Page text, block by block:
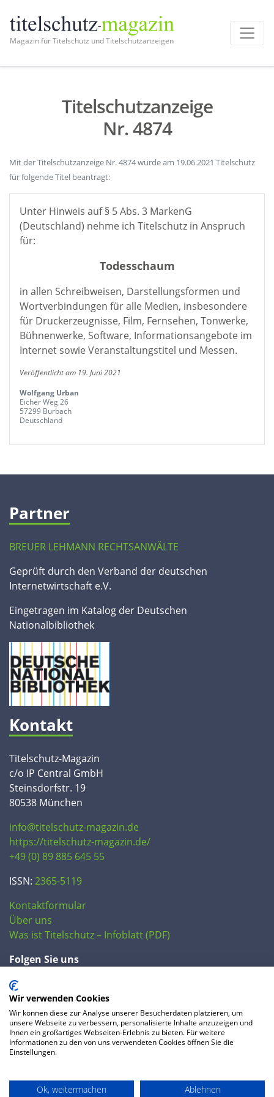
Magazin für Titelschutz und Titelschutzanzeigen
Titelschutzanzeige
Nr. 4874
Mit der Titelschutzanzeige Nr. 4874 wurde am 19.06.2021 Titelschutz
für folgende Titel beantragt:
Unter Hinweis auf § 5 Abs. 3 MarkenG
(Deutschland) nehme ich Titelschutz in Anspruch
für:
Todesschaum
in allen Schreibweisen, Darstellungsformen und
Wortverbindungen für alle Medien, insbesondere
für Druckerzeugnisse, Film, Fernsehen, Tonwerke,
Bühnenwerke, Software, Informationsangebote im
Internet sowie Veranstaltungstitel und Messen.
Veröffentlicht am 19. Juni 2021
Wolfgang Urban
Eicher Weg 26
57299 Burbach
Deutschland
Partner
BREUER LEHMANN RECHTSANWÄLTE
Geprüft durch den Verband der deutschen
Internetwirtschaft e.V.
Eingetragen im Katalog der Deutschen
Nationalbibliothek
Kontakt
Titelschutz-Magazin
c/o IP Central GmbH
Steinsdorfstr. 19
80538 München
info@titelschutz-magazin.de
https://titelschutz-magazin.de/
+49 (0) 89 885 645 55
ISSN: 2365-5119
Kontaktformular
Über uns
Was ist Titelschutz – Infoblatt (PDF)
Folgen Sie uns
FAQ
Datenschutzerklärung AGB Preise
Wir verwenden Cookies
Wir können diese zur Analyse unserer Besucherdaten platzieren, um
unsere Webseite zu verbessern, personalisierte Inhalte anzuzeigen und
Ihnen ein großartiges Webseiten-Erlebnis zu bieten. Für weitere
Informationen zu den von uns verwendeten Cookies öffnen Sie die
Einstellungen.
Ok, weitermachen Ablehnen